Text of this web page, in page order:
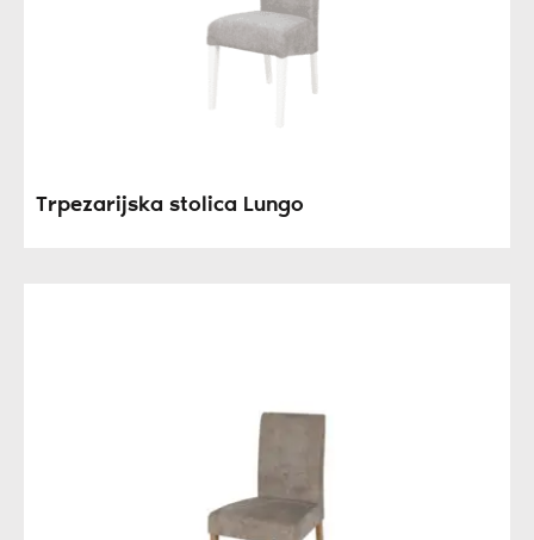
Trpezarijska stolica Lungo